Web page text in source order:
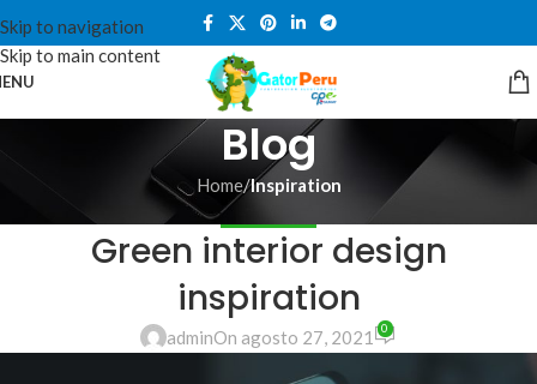
Skip to navigation
Skip to main content
Blog
Home/Inspiration
INSPIRATION
Green interior design
inspiration
adminOn agosto 27, 2021 0